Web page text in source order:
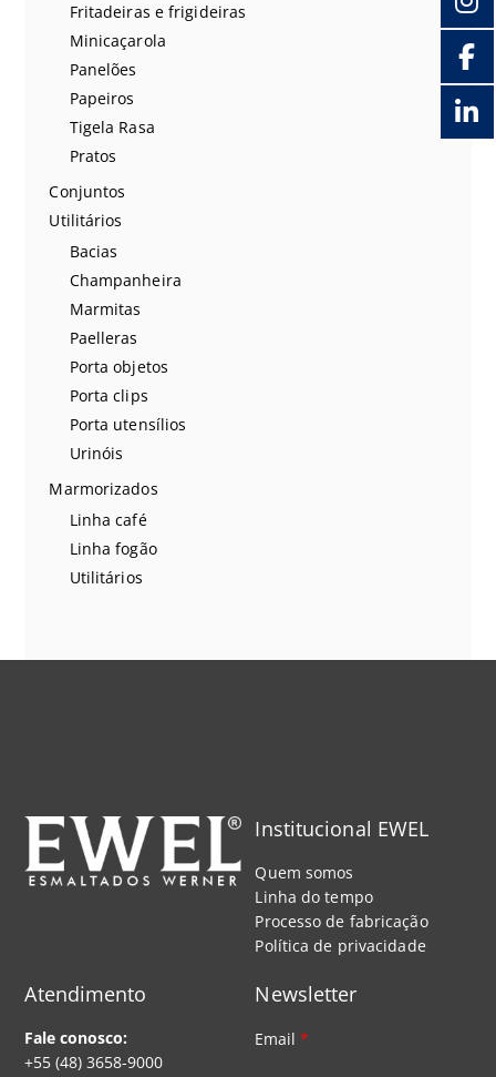
Fritadeiras e frigideiras
Minicaçarola
Panelões
Papeiros
Tigela Rasa
Pratos
Conjuntos
Utilitários
Bacias
Champanheira
Marmitas
Paelleras
Porta objetos
Porta clips
Porta utensílios
Urinóis
Marmorizados
Linha café
Linha fogão
Utilitários
Institucional EWEL
Quem somos
Linha do tempo
Processo de fabricação
Política de privacidade
Atendimento
Fale conosco:
+55 (48) 3658-9000
Newsletter
Email*